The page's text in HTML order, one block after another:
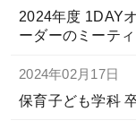
2024年度 1DAY
ーダーのミーテ
2024年02月17日
保育子ども学科